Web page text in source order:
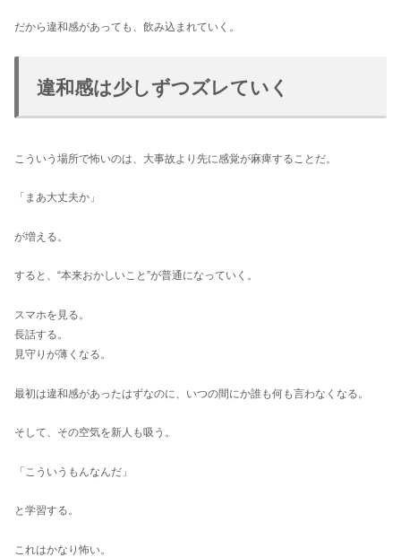
だから違和感があっても、飲み込まれていく。
違和感は少しずつズレていく
こういう場所で怖いのは、大事故より先に感覚が麻痺することだ。
「まあ大丈夫か」
が増える。
すると、“本来おかしいこと”が普通になっていく。
スマホを見る。
長話する。
見守りが薄くなる。
最初は違和感があったはずなのに、いつの間にか誰も何も言わなくなる。
そして、その空気を新人も吸う。
「こういうもんなんだ」
と学習する。
これはかなり怖い。